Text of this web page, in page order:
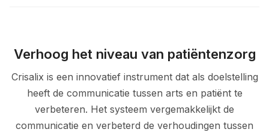
Verhoog het niveau van patiëntenzorg
Crisalix is een innovatief instrument dat als doelstelling
heeft de communicatie tussen arts en patiënt te
verbeteren. Het systeem vergemakkelijkt de
communicatie en verbeterd de verhoudingen tussen